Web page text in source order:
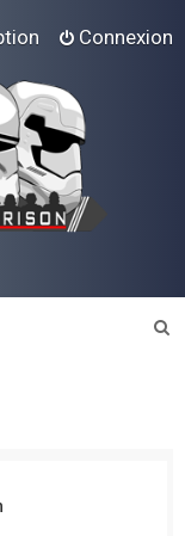
Connexion